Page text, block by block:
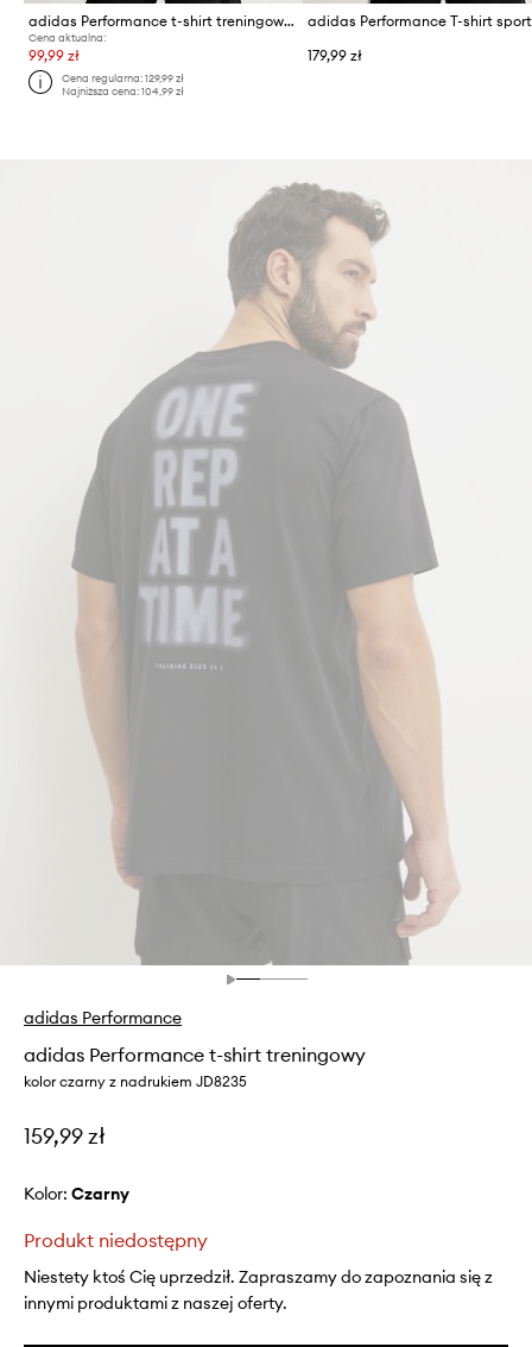
adidas Performance t-shirt treningowy męski
Cena aktualna:
99,99 zł
Cena regularna:129,99 zł
Najniższa cena:104,99 zł
179,99 zł
adidas Performance
adidas Performance t-shirt treningowy
kolor czarny z nadrukiem JD8235
159,99 zł
Kolor: czarny
Produkt niedostępny
Niestety ktoś Cię uprzedził. Zapraszamy do zapoznania się z
innymi produktami z naszej oferty.